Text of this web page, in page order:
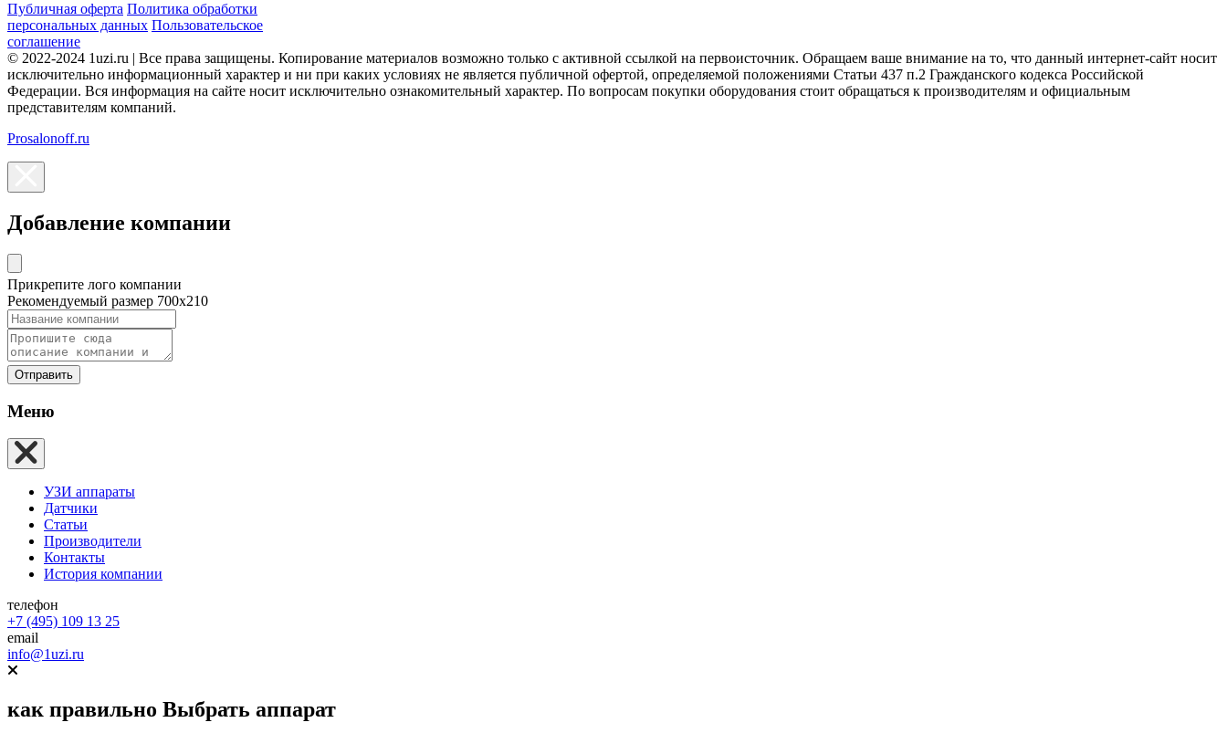
Публичная оферта Политика обработки
персональных данных Пользовательское
соглашение
© 2022-2024 1uzi.ru | Все права защищены. Копирование материалов возможно только с активной ссылкой на первоисточник. Обращаем ваше внимание на то, что данный интернет-сайт носит
исключительно информационный характер и ни при каких условиях не является публичной офертой, определяемой положениями Статьи 437 п.2 Гражданского кодекса Российской
Федерации. Вся информация на сайте носит исключительно ознакомительный характер. По вопросам покупки оборудования стоит обращаться к производителям и официальным
представителям компаний.
Prosalonoff.ru
Добавление компании
Прикрепите лого компании
Рекомендуемый размер 700х210
Отправить
Меню
УЗИ аппараты
Датчики
Статьи
Производители
Контакты
История компании
телефон
+7 (495) 109 13 25
email
info@1uzi.ru
как правильно Выбрать аппарат